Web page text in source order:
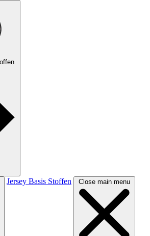
Jersey Basis Stoffen Close main menu